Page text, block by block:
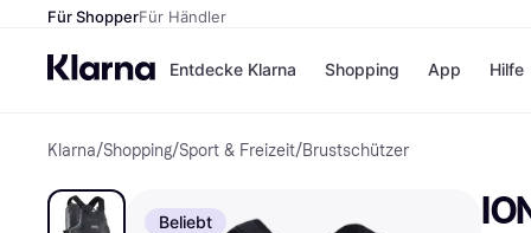
Für ShopperFür Händler
Entdecke Klarna
Zahlungsmethoden
Bezahle in 3
Shopping
eBay
Temu
App Hilfe
Klarna/Shopping/Sport & Freizeit/Brustschützer
Beliebt